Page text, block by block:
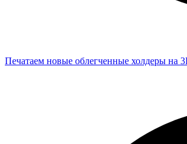
Печатаем новые облегченные холдеры на